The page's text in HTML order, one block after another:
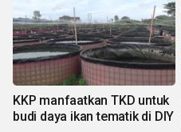
KKP manfaatkan TKD untuk
budi daya ikan tematik di DIY